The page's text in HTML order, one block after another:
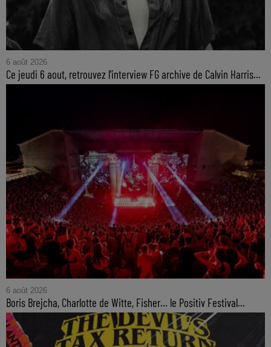
6 août 2026
Ce jeudi 6 aout, retrouvez l'interview FG archive de Calvin Harris...
6 août 2026
Boris Brejcha, Charlotte de Witte, Fisher… le Positiv Festival...